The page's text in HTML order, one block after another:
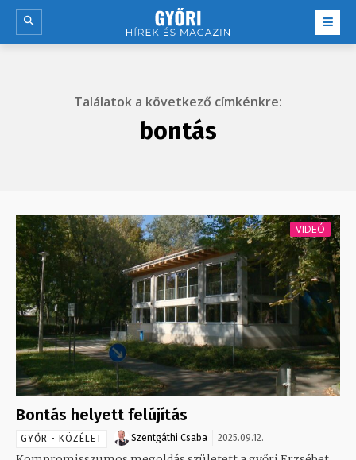
Találatok a következő címkénkre:
bontás
VIDEÓ
Bontás helyett felújítás
GYŐR - KÖZÉLET Szentgáthi Csaba 2025.09.12.